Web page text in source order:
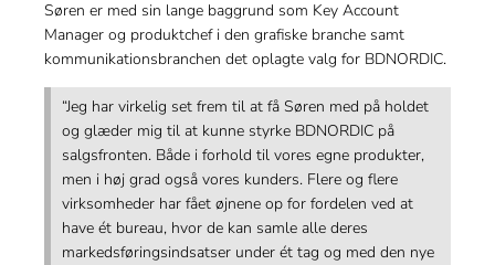
Søren er med sin lange baggrund som Key Account
Manager og produktchef i den grafiske branche samt
kommunikationsbranchen det oplagte valg for BDNORDIC.
“Jeg har virkelig set frem til at få Søren med på holdet
og glæder mig til at kunne styrke BDNORDIC på
salgsfronten. Både i forhold til vores egne produkter,
men i høj grad også vores kunders. Flere og flere
virksomheder har fået øjnene op for fordelen ved at
have ét bureau, hvor de kan samle alle deres
markedsføringsindsatser under ét tag og med den nye